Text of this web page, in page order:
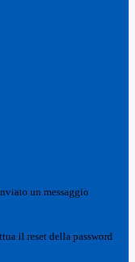
un messaggio
il reset della password